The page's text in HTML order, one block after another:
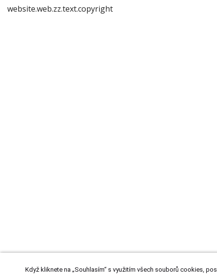
website.web.zz.text.copyright
Když kliknete na „Souhlasím“ s využitím všech souborů cookies,